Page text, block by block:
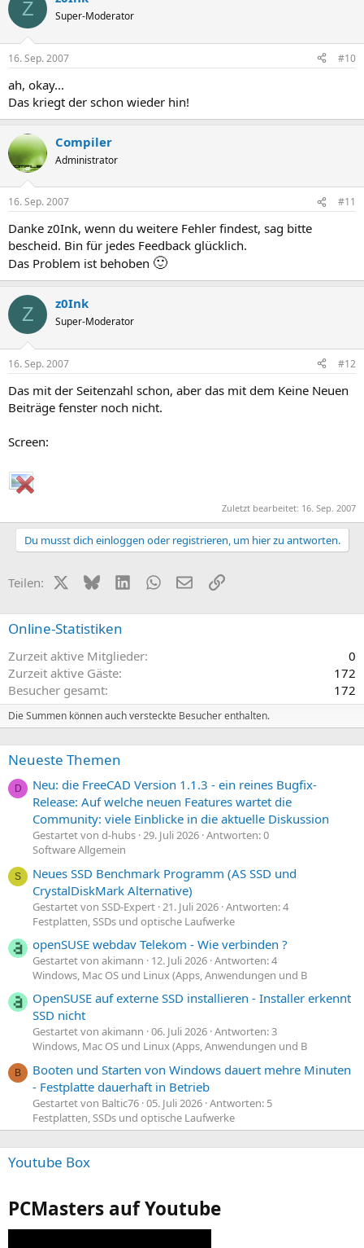
Z Super-Moderator
16. Sep. 2007 #10
ah, okay...
Das kriegt der schon wieder hin!
Compiler
Administrator
16. Sep. 2007 #11
Danke z0Ink, wenn du weitere Fehler findest, sag bitte
bescheid. Bin für jedes Feedback glücklich.
Das Problem ist behoben 🙂
Z z0Ink
Super-Moderator
16. Sep. 2007 #12
Das mit der Seitenzahl schon, aber das mit dem Keine Neuen
Beiträge fenster noch nicht.
Screen:
Zuletzt bearbeitet: 16. Sep. 2007
Du musst dich einloggen oder registrieren, um hier zu antworten.
Teilen: X (Twitter)
BlueskyLinkedInWhatsApp
E-MailLink
Online-Statistiken
Zurzeit aktive Mitglieder
0
Zurzeit aktive Gäste
172
Besucher gesamt
172
Die Summen können auch versteckte Besucher enthalten.
Neueste Themen
D
Neu: die FreeCAD Version 1.1.3 - ein reines Bugfix-
Release: Auf welche neuen Features wartet die
Community: viele Einblicke in die aktuelle Diskussion
Gestartet von d-hubs 29. Juli 2026 Antworten: 0
Software Allgemein
S
Neues SSD Benchmark Programm (AS SSD und
CrystalDiskMark Alternative)
Gestartet von SSD-Expert 21. Juli 2026 Antworten: 4
Festplatten, SSDs und optische Laufwerke
openSUSE webdav Telekom - Wie verbinden ?
Gestartet von akimann 12. Juli 2026 Antworten: 4
Windows, Mac OS und Linux (Apps, Anwendungen und B
OpenSUSE auf externe SSD installieren - Installer erkennt
SSD nicht
Gestartet von akimann 06. Juli 2026 Antworten: 3
Windows, Mac OS und Linux (Apps, Anwendungen und B
B
Booten und Starten von Windows dauert mehre Minuten
- Festplatte dauerhaft in Betrieb
Gestartet von Baltic76 05. Juli 2026 Antworten: 5
Festplatten, SSDs und optische Laufwerke
Youtube Box
PCMasters auf Youtube